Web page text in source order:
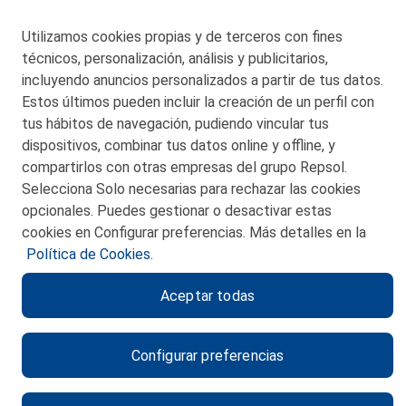
© 2026 Petronor S.A.
CONTACTO
MAPA WEB
POLITICA DE PRIVACIDAD
POLITICA DE COOKIES
CANAL DE ÉTICA
Utilizamos cookies propias y de terceros con fines
técnicos, personalización, análisis y publicitarios,
incluyendo anuncios personalizados a partir de tus datos.
Estos últimos pueden incluir la creación de un perfil con
tus hábitos de navegación, pudiendo vincular tus
dispositivos, combinar tus datos online y offline, y
compartirlos con otras empresas del grupo Repsol.
Selecciona Solo necesarias para rechazar las cookies
opcionales. Puedes gestionar o desactivar estas
cookies en Configurar preferencias. Más detalles en la
Política de Cookies.
Configurar preferencias
Aceptar todas